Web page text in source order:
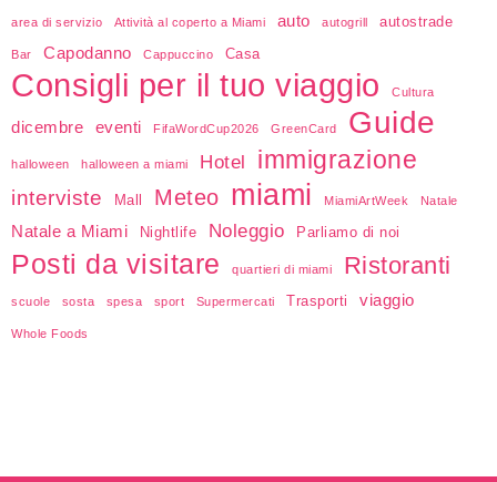
area di servizio Attività al coperto a Miami auto autogrill autostrade
Bar Capodanno Cappuccino Casa
Consigli per il tuo viaggio Cultura
dicembre eventi FifaWordCup2026 GreenCard Guide
halloween halloween a miami Hotel immigrazione
interviste Mall Meteo miami MiamiArtWeek Natale
Natale a Miami Nightlife Noleggio Parliamo di noi
Posti da visitare quartieri di miami Ristoranti
scuole sosta spesa sport Supermercati Trasporti viaggio
Whole Foods